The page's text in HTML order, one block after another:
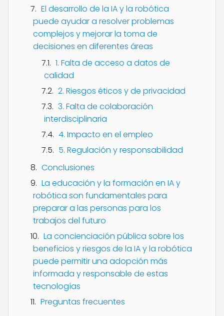
El desarrollo de la IA y la robótica
puede ayudar a resolver problemas
complejos y mejorar la toma de
decisiones en diferentes áreas
1. Falta de acceso a datos de
calidad
2. Riesgos éticos y de privacidad
3. Falta de colaboración
interdisciplinaria
4. Impacto en el empleo
5. Regulación y responsabilidad
Conclusiones
La educación y la formación en IA y
robótica son fundamentales para
preparar a las personas para los
trabajos del futuro
La concienciación pública sobre los
beneficios y riesgos de la IA y la robótica
puede permitir una adopción más
informada y responsable de estas
tecnologías
Preguntas frecuentes